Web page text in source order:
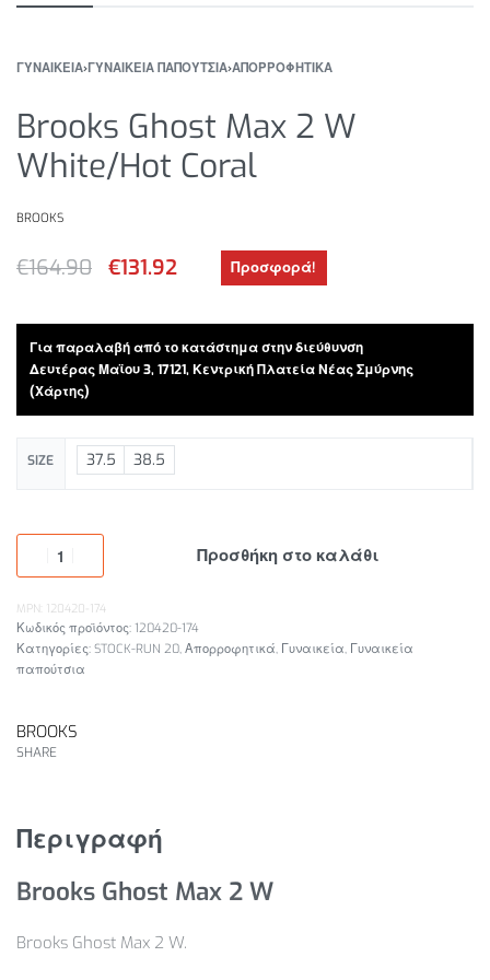
ΓΥΝΑΙΚΕΙΑ›ΓΥΝΑΙΚΕΙΑ ΠΑΠΟΥΤΣΙΑ›ΑΠΟΡΡΟΦΗΤΙΚΑ
Brooks Ghost Max 2 W
White/Hot Coral
BROOKS
€164.90 €131.92 Προσφορά!
Για παραλαβή από το κατάστημα στην διεύθυνση
Δευτέρας Μαϊου 3, 17121, Κεντρική Πλατεία Νέας Σμύρνης
(Χάρτης)
SIZE 37.5 38.5
Προσθήκη στο καλάθι
MPN: 120420-174
120420-174
Κατηγορίες: STOCK-RUN 20, Απορροφητικά, Γυναικεία, Γυναικεία
παπούτσια
BROOKS
SHARE
Περιγραφή
Brooks Ghost Max 2 W
Brooks Ghost Max 2 W.